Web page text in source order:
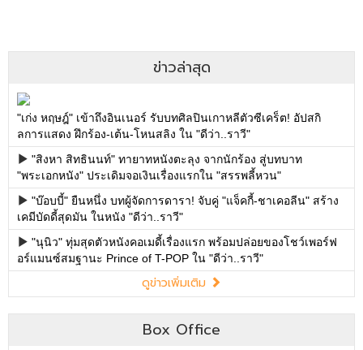
Box Office